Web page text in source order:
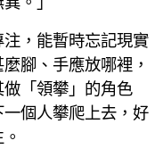
，能暫時忘記現實
腳、手應放哪裡，
「領攀」的角色
個人攀爬上去，好